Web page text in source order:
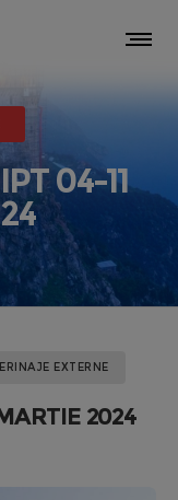
04-11
EXTERNE
2024